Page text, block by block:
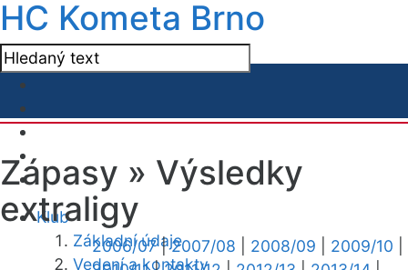
HC Kometa Brno
Klub
Základní údaje
Vedení a kontakty
Zápasy » Výsledky
extraligy
2006/07|2007/08 2008/09 2009/10